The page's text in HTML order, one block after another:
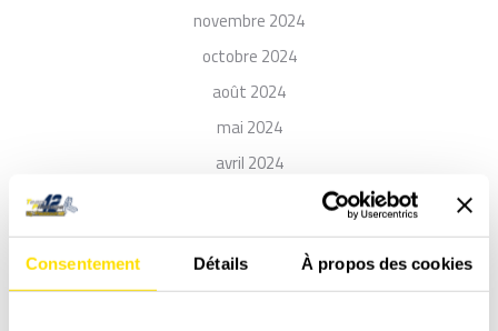
Consentement Détails À propos des cookies
novembre 2024
octobre 2024
août 2024
mai 2024
avril 2024
octobre 2023
juillet 2023